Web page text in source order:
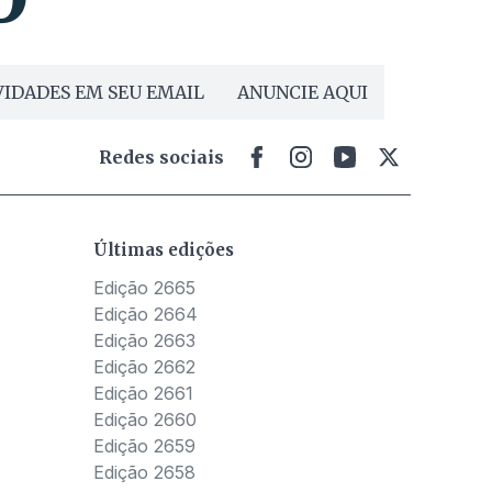
EM SEU EMAIL ANUNCIE AQUI
Redes sociais
Últimas edições
Edição 2665
Edição 2664
Edição 2663
Edição 2662
Edição 2661
Edição 2660
Edição 2659
Edição 2658